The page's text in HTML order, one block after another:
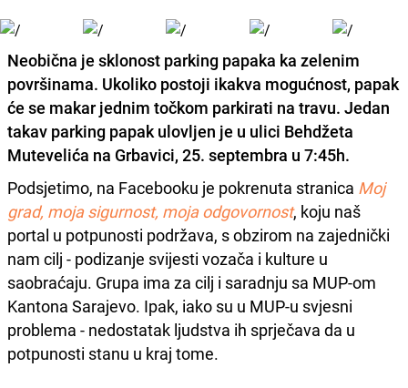
Neobična je sklonost parking papaka ka zelenim
površinama. Ukoliko postoji ikakva mogućnost, papak
će se makar jednim točkom parkirati na travu. Jedan
takav parking papak ulovljen je u ulici Behdžeta
Mutevelića na Grbavici, 25. septembra u 7:45h.
Podsjetimo, na Facebooku je pokrenuta stranica Moj
grad, moja sigurnost, moja odgovornost, koju naš
portal u potpunosti podržava, s obzirom na zajednički
nam cilj - podizanje svijesti vozača i kulture u
saobraćaju. Grupa ima za cilj i saradnju sa MUP-om
Kantona Sarajevo. Ipak, iako su u MUP-u svjesni
problema - nedostatak ljudstva ih sprječava da u
potpunosti stanu u kraj tome.